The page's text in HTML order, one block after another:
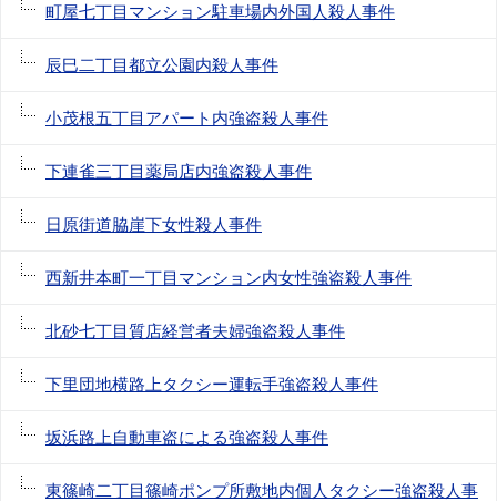
町屋七丁目マンション駐車場内外国人殺人事件
辰巳二丁目都立公園内殺人事件
小茂根五丁目アパート内強盗殺人事件
下連雀三丁目薬局店内強盗殺人事件
日原街道脇崖下女性殺人事件
西新井本町一丁目マンション内女性強盗殺人事件
北砂七丁目質店経営者夫婦強盗殺人事件
下里団地横路上タクシー運転手強盗殺人事件
坂浜路上自動車盗による強盗殺人事件
東篠崎二丁目篠崎ポンプ所敷地内個人タクシー強盗殺人事